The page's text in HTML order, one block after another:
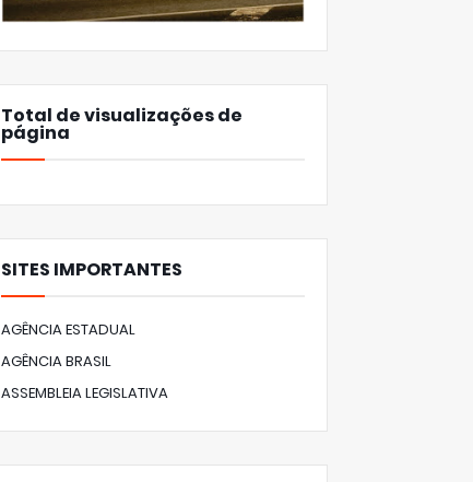
Total de visualizações de
página
SITES IMPORTANTES
AGÊNCIA ESTADUAL
AGÊNCIA BRASIL
ASSEMBLEIA LEGISLATIVA